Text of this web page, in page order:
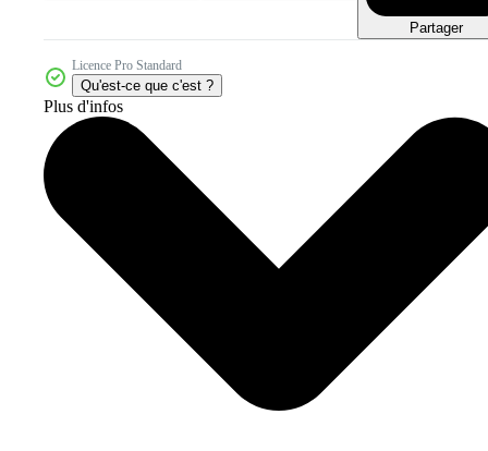
Partager
Licence Pro Standard
Qu'est-ce que c'est ?
Plus d'infos